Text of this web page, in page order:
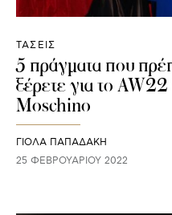
ΤΑΣΕΙΣ
5 πράγματα που
ξέρετε για το
Moschino
ΓΙΌΛΑ ΠΑΠΑΔΆΚΗ
25 ΦΕΒΡΟΥΑΡΊΟΥ 2022